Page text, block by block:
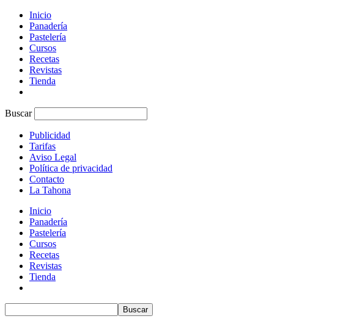
Inicio
Panadería
Pastelería
Cursos
Recetas
Revistas
Tienda
Buscar
Publicidad
Tarifas
Aviso Legal
Política de privacidad
Contacto
La Tahona
Inicio
Panadería
Pastelería
Cursos
Recetas
Revistas
Tienda